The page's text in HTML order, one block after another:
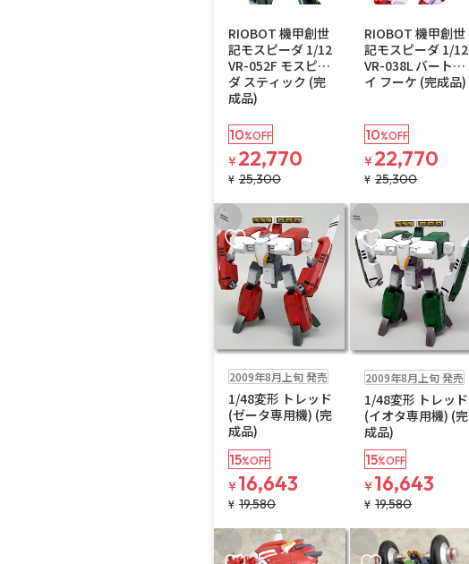
RIOBOT 機甲創世
記モスピーダ 1/12
VR-052F モスピー
ダ スティック (完
成品)
10%OFF
¥ 22,770
¥ 25,300
RIOBOT 機甲創世
記モスピーダ 1/12
VR-038L バートレ
イ フーケ (完成品)
10%OFF
¥ 22,770
¥ 25,300
お気に入りに追加
2009年8月上旬 発売
1/48変形 トレッド
(ゼータ専用機) (完
成品)
15%OFF
¥ 16,643
¥ 19,580
お気に入りに追加
2009年8月上旬 発売
1/48変形 トレッド
(イオタ専用機) (完
成品)
15%OFF
¥ 16,643
¥ 19,580
お気に入りに追加 お気に入りに追加